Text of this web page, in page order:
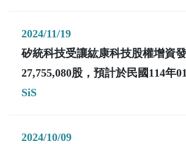
2024/11/19
矽統科技受讓紘康科技股權增資
27,755,080股，預計於民國114年
SiS
2024/10/09